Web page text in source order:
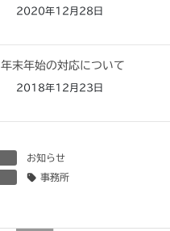
2020年12月28日
年末年始の対応について
2018年12月23日
お知らせ
事務所